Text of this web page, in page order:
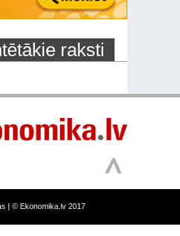
raksti
| © Ekonomika.lv 2017